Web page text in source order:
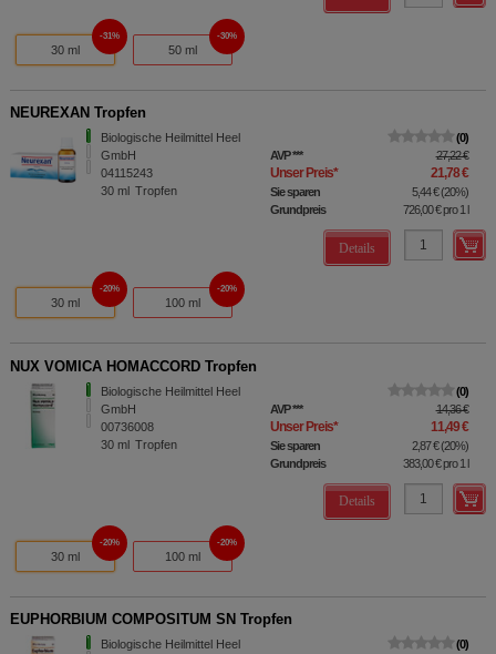
30 ml
31%
50 ml
30%
NEUREXAN Tropfen
Biologische Heilmittel Heel
GmbH
04115243
30 ml Tropfen
0
AVP*** 27,22 €
Unser Preis* 21,78 €
Sie sparen 5,44 €(20%)
Grundpreis
726,00 €pro 1 l
Details
30 ml
20%
100 ml
20%
NUX VOMICA HOMACCORD Tropfen
Biologische Heilmittel Heel
GmbH
00736008
30 ml Tropfen
0
AVP*** 14,36 €
Unser Preis* 11,49 €
Sie sparen 2,87 €(20%)
Grundpreis
383,00 €pro 1 l
Details
30 ml
20%
100 ml
20%
EUPHORBIUM COMPOSITUM SN Tropfen
Biologische Heilmittel Heel
0